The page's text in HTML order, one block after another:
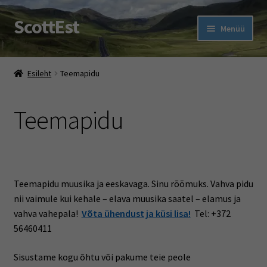
Liigu
navigeerimisele
Liigu
sisu
ScottEst Menüü
Pood
Ava
Šoti pidu
Šoti riiete rent
Pidulik õhtusöök Robert Burnsi auks (Burns Supper)
Esileht Teemapidu
Teemapidu
Teemapidu muusika ja eeskavaga. Sinu rõõmuks. Vahva pidu
nii vaimule kui kehale – elava muusika saatel – elamus ja
vahva vahepala! Võta ühendust ja küsi lisa! Tel: +372
56460411
Sisustame kogu õhtu või pakume teie peole